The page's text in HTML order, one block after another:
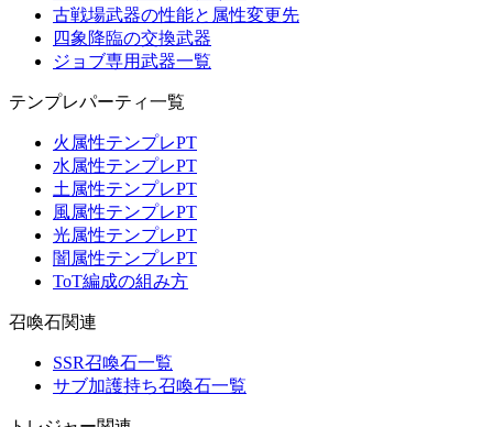
古戦場武器の性能と属性変更先
四象降臨の交換武器
ジョブ専用武器一覧
テンプレパーティ一覧
火属性テンプレPT
水属性テンプレPT
土属性テンプレPT
風属性テンプレPT
光属性テンプレPT
闇属性テンプレPT
ToT編成の組み方
召喚石関連
SSR召喚石一覧
サブ加護持ち召喚石一覧